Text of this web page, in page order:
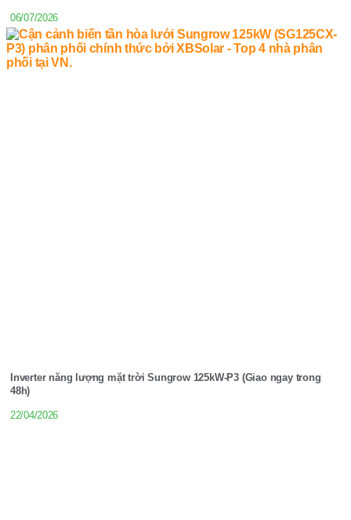
06/07/2026
Inverter năng lượng mặt trời Sungrow 125kW-P3 (Giao ngay trong
48h)
22/04/2026